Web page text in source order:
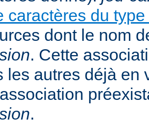
caractères du
dont le nom
. Cette
les autres déjà en
.